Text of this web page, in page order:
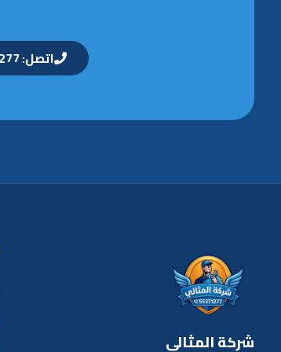
اتصل: 55371277
شركة المثالي